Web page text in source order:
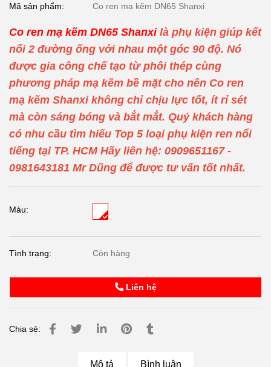
Mã sản phẩm: Co ren mạ kẽm DN65 Shanxi
Co ren mạ kẽm DN65 Shanxi là phụ kiện giúp kết
nối 2 đường ống với nhau một góc 90 độ. Nó
được gia công chế tạo từ phôi thép cùng
phương pháp mạ kẽm bề mặt cho nên Co ren
mạ kẽm Shanxi không chỉ chịu lực tốt, ít rỉ sét
mà còn sáng bóng và bắt mắt. Quý khách hàng
có nhu cầu tìm hiếu Top 5 loại phụ kiện ren nổi
tiếng tại TP. HCM Hãy liên hệ: 0909651167 -
0981643181 Mr Dũng để được tư vấn tốt nhất.
Màu:
Tình trạng: Còn hàng
Liên hệ
Chia sẻ:
Mô tả Bình luận